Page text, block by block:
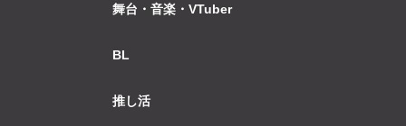
舞台・音楽・VTuber
BL
推し活